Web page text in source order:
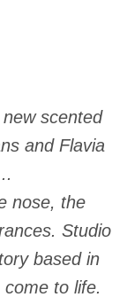
scented
and Flavia
nose, the
Studio
based in
to life.